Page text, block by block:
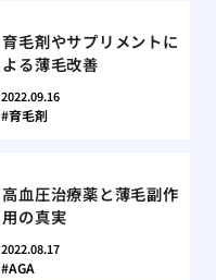
育毛剤やサプリメントに
よる薄毛改善
2022.09.16
育毛剤
高血圧治療薬と薄毛副作
用の真実
2022.08.17
AGA